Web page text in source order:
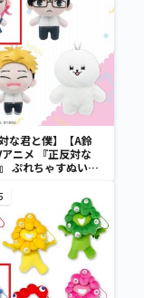
対な君と僕】【A鈴
ニメ 『正反対な
ぷれちゃすぬいぐ